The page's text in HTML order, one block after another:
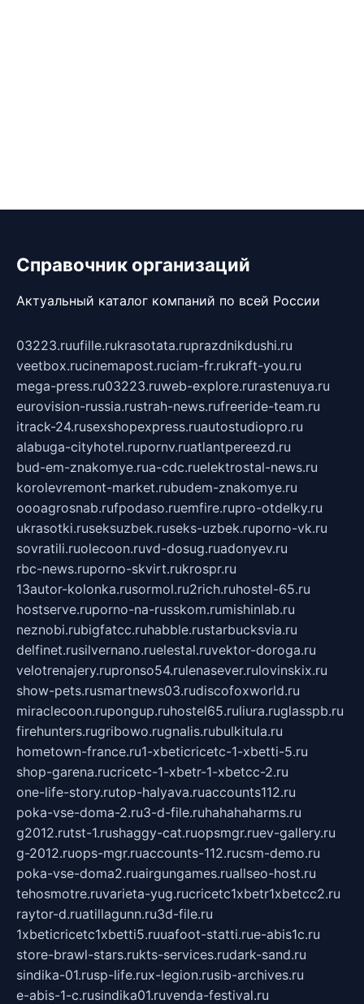
Справочник организаций
Актуальный каталог компаний по всей России
03223.ruufille.rukrasotata.ruprazdnikdushi.ru
veetbox.rucinemapost.ruciam-fr.rukraft-you.ru
mega-press.ru03223.ruweb-explore.rurastenuya.ru
eurovision-russia.rustrah-news.rufreeride-team.ru
itrack-24.rusexshopexpress.ruautostudiopro.ru
alabuga-cityhotel.rupornv.ruatlantpereezd.ru
bud-em-znakomye.rua-cdc.ruelektrostal-news.ru
korolevremont-market.rubudem-znakomye.ru
oooagrosnab.rufpodaso.ruemfire.rupro-otdelky.ru
ukrasotki.ruseksuzbek.ruseks-uzbek.ruporno-vk.ru
sovratili.ruolecoon.ruvd-dosug.ruadonyev.ru
rbc-news.ruporno-skvirt.rukrospr.ru
13autor-kolonka.rusormol.ru2rich.ruhostel-65.ru
hostserve.ruporno-na-russkom.rumishinlab.ru
neznobi.rubigfatcc.ruhabble.rustarbucksvia.ru
delfinet.rusilvernano.ruelestal.ruvektor-doroga.ru
velotrenajery.rupronso54.rulenasever.rulovinskix.ru
show-pets.rusmartnews03.rudiscofoxworld.ru
miraclecoon.rupongup.ruhostel65.ruliura.ruglasspb.ru
firehunters.rugribowo.rugnalis.rubulkitula.ru
hometown-france.ru1-xbeticricetc-1-xbetti-5.ru
shop-garena.rucricetc-1-xbetr-1-xbetcc-2.ru
one-life-story.rutop-halyava.ruaccounts112.ru
poka-vse-doma-2.ru3-d-file.ruhahahaharms.ru
g2012.rutst-1.rushaggy-cat.ruopsmgr.ruev-gallery.ru
g-2012.ruops-mgr.ruaccounts-112.rucsm-demo.ru
poka-vse-doma2.ruairgungames.ruallseo-host.ru
tehosmotre.ruvarieta-yug.rucricetc1xbetr1xbetcc2.ru
raytor-d.ruatillagunn.ru3d-file.ru
1xbeticricetc1xbetti5.ruuafoot-statti.rue-abis1c.ru
store-brawl-stars.rukts-services.rudark-sand.ru
sindika-01.rusp-life.rux-legion.rusib-archives.ru
e-abis-1-c.rusindika01.ruvenda-festival.ru